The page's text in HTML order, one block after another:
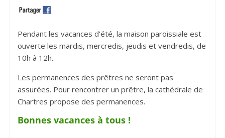
Pendant les vacances d’été, la maison paroissiale est
ouverte les mardis, mercredis, jeudis et vendredis, de
10h à 12h.
Les permanences des prêtres ne seront pas
assurées. Pour rencontrer un prêtre, la cathédrale de
Chartres propose des permanences.
Bonnes vacances à tous !